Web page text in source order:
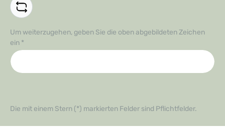
Um weiterzugehen, geben Sie die oben abgebildeten Zeichen
ein *
Die mit einem Stern (*) markierten Felder sind Pflichtfelder.